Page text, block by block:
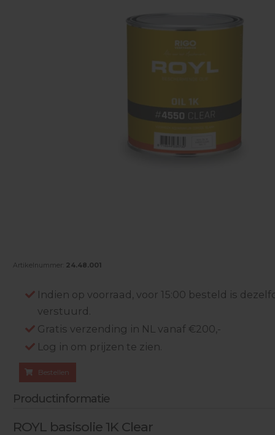
Artikelnummer: 24.48.001
Indien op voorraad, voor 15:00 besteld is
verstuurd.
Gratis verzending in NL vanaf €200,-
Log in om prijzen te zien.
Bestellen
Productinformatie
ROYL basisolie 1K Clear